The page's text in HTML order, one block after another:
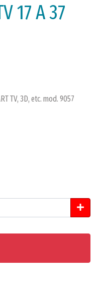
17 A 37
TV, 3D, etc. mod. 9057